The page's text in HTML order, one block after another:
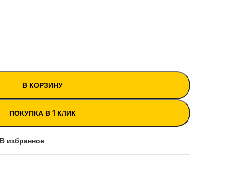
В КОРЗИНУ
ПОКУПКА В 1 КЛИК
В избранное